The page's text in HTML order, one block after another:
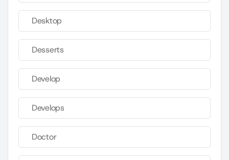
Desktop
Desserts
Develop
Develops
Doctor